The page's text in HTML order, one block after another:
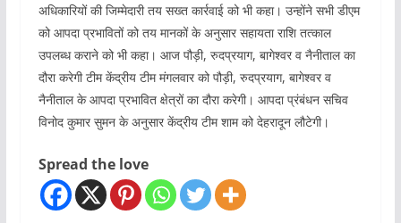
अधिकारियों की जिम्मेदारी तय सख्त कार्रवाई को भी कहा। उन्होंने सभी डीएम
को आपदा प्रभावितों को तय मानकों के अनुसार सहायता राशि तत्काल
उपलब्ध कराने को भी कहा। आज पौड़ी, रुदप्रयाग, बागेश्वर व नैनीताल का
दौरा करेगी टीम केंद्रीय टीम मंगलवार को पौड़ी, रुदप्रयाग, बागेश्वर व
नैनीताल के आपदा प्रभावित क्षेत्रों का दौरा करेगी। आपदा प्रंबंधन सचिव
विनोद कुमार सुमन के अनुसार केंद्रीय टीम शाम को देहरादून लौटेगी।
Spread the love